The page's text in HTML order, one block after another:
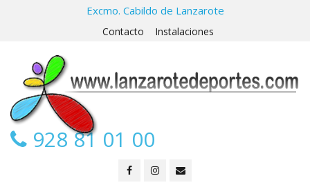
Excmo. Cabildo de Lanzarote
Contacto Instalaciones
928 81 01 00